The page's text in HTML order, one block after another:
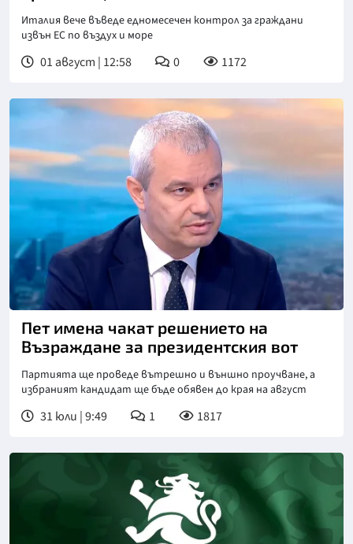
Италия вече въведе едномесечен контрол за граждани
извън ЕС по въздух и море
01 август | 12:58 0 1172
Снимка: бТВ
Пет имена чакат решението на
Възраждане за президентския вот
Партията ще проведе вътрешно и външно проучване, а
избраният кандидат ще бъде обявен до края на август
31 юли | 9:49 1 1817